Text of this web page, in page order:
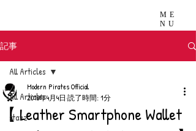
ME
NU
記事
All Articles
stazz
All Articles
【 Leather Smartphone Wallet
Modern Pirates Official
2018年4月4日 読了時間: 1分